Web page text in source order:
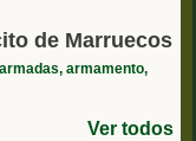
de Marruecos
armamento,
Ver todos